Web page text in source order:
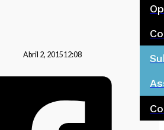
Abril 2, 201512:08